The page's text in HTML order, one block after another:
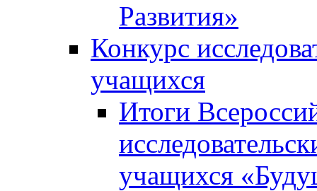
Развития»
Конкурс
учащихся
Итоги
учащихся